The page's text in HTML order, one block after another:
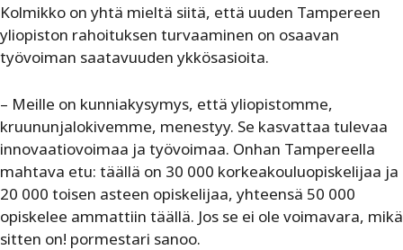
Kolmikko on yhtä mieltä siitä, että uuden Tampereen
yliopiston rahoituksen turvaaminen on osaavan
työvoiman saatavuuden ykkösasioita.
– Meille on kunniakysymys, että yliopistomme,
kruununjalokivemme, menestyy. Se kasvattaa tulevaa
innovaatiovoimaa ja työvoimaa. Onhan Tampereella
mahtava etu: täällä on 30 000 korkeakouluopiskelijaa ja
20 000 toisen asteen opiskelijaa, yhteensä 50 000
opiskelee ammattiin täällä. Jos se ei ole voimavara, mikä
sitten on! pormestari sanoo.